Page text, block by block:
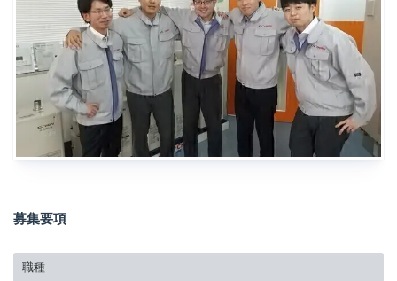
募集要項
職種